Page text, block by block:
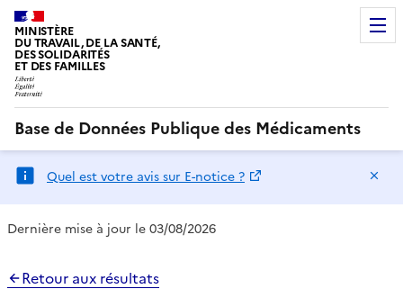
MINISTÈRE
DU TRAVAIL, DE LA SANTÉ,
DES SOLIDARITÉS
ET DES FAMILLES
Base de Données Publique des Médicaments
Quel est votre avis sur E-notice ?
Dernière mise à jour le 03/08/2026
Retour aux résultats